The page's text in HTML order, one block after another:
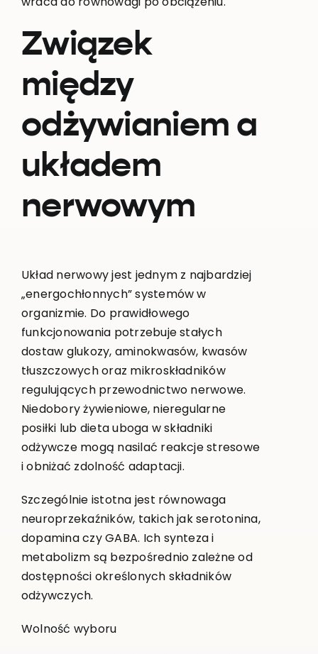
Związek
między
odżywianiem a
układem
nerwowym
Układ nerwowy jest jednym z najbardziej
„energochłonnych” systemów w
organizmie. Do prawidłowego
funkcjonowania potrzebuje stałych
dostaw glukozy, aminokwasów, kwasów
tłuszczowych oraz mikroskładników
regulujących przewodnictwo nerwowe.
Niedobory żywieniowe, nieregularne
posiłki lub dieta uboga w składniki
odżywcze mogą nasilać reakcje stresowe
i obniżać zdolność adaptacji.
Szczególnie istotna jest równowaga
neuroprzekaźników, takich jak serotonina,
dopamina czy GABA. Ich synteza i
metabolizm są bezpośrednio zależne od
dostępności określonych składników
odżywczych.
Wolność wyboru